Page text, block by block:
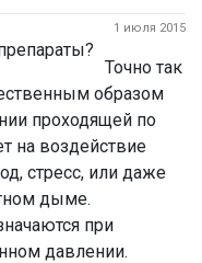
1 июля 2015
Точно так
образом
проходящей по
на воздействие
стресс, или даже
дыме.
при
давлении.